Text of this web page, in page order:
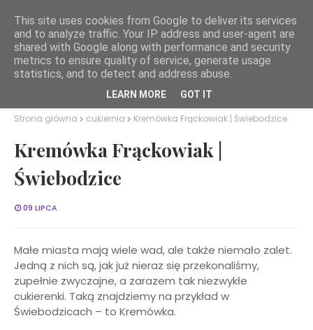
Smaki Dolnego Śląska
Strona główna cukiernia Kremówka Frąckowiak | Świebodzice
Kremówka Frąckowiak |
Świebodzice
09 LIPCA
Małe miasta mają wiele wad, ale także niemało zalet.
Jedną z nich są, jak już nieraz się przekonaliśmy,
zupełnie zwyczajne, a zarazem tak niezwykłe
cukierenki. Taką znajdziemy na przykład w
Świebodzicach – to Kremówka.
This site uses cookies from Google to deliver its services
and to analyze traffic. Your IP address and user-agent are
shared with Google along with performance and security
metrics to ensure quality of service, generate usage
statistics, and to detect and address abuse.
LEARN MORE GOT IT